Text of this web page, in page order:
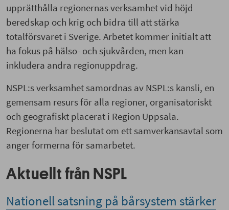
upprätthålla regionernas verksamhet vid höjd
beredskap och krig och bidra till att stärka
totalförsvaret i Sverige. Arbetet kommer initialt att
ha fokus på hälso- och sjukvården, men kan
inkludera andra regionuppdrag.
NSPL:s verksamhet samordnas av NSPL:s kansli, en
gemensam resurs för alla regioner, organisatoriskt
och geografiskt placerat i Region Uppsala.
Regionerna har beslutat om ett samverkansavtal som
anger formerna för samarbetet.
Aktuellt från NSPL
Nationell satsning på bårsystem stärker